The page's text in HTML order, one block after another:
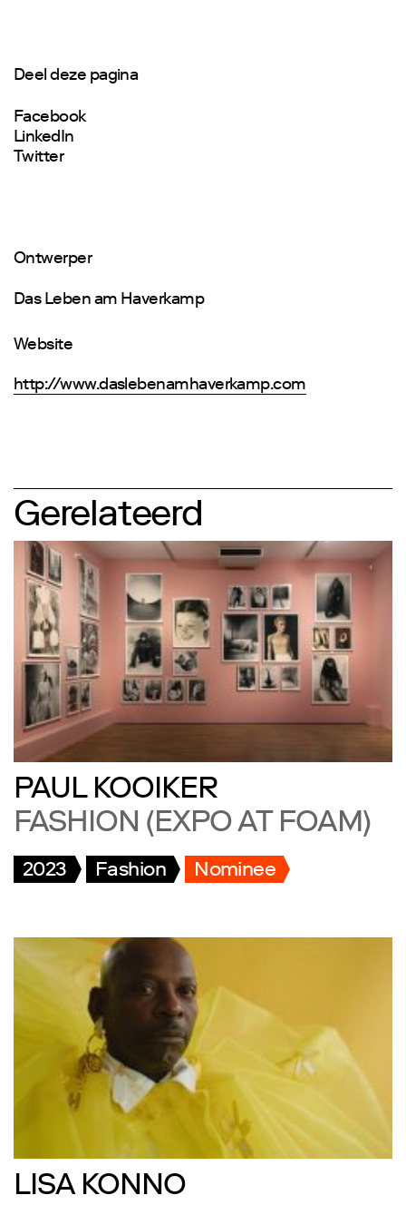
Deel deze pagina
Facebook
LinkedIn
Twitter
Ontwerper
Das Leben am Haverkamp
Website
http://www.daslebenamhaverkamp.com
Gerelateerd
PAUL KOOIKER
FASHION (EXPO AT FOAM)
2023 Fashion Nominee
LISA KONNO